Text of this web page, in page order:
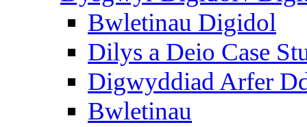
Bwletinau Digidol
Dilys a Deio Case
Digwyddiad Arfer
Bwletinau